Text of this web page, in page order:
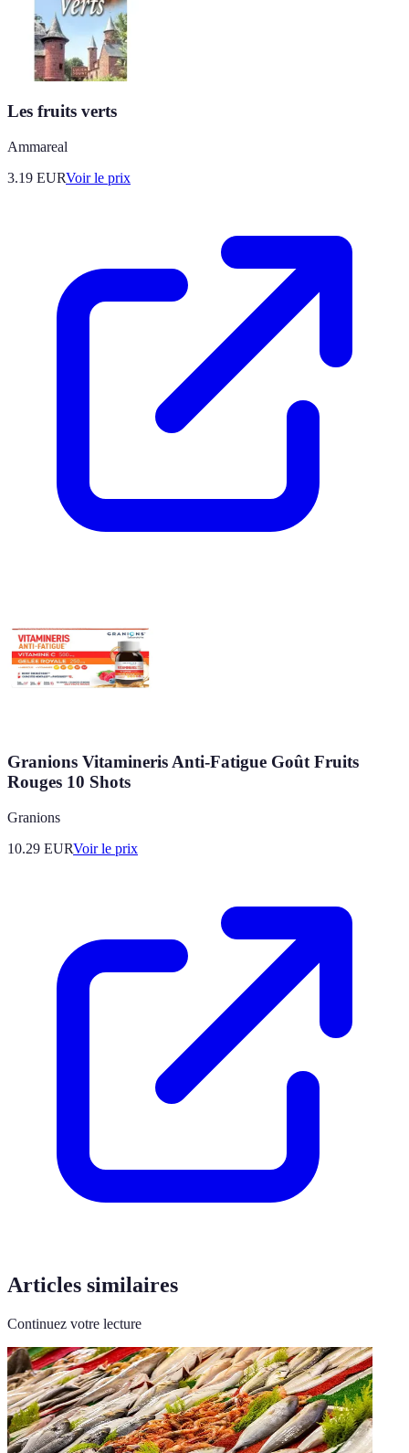
Les fruits verts
Ammareal
3.19 EURVoir le prix
Granions Vitamineris Anti-Fatigue Goût Fruits
Rouges 10 Shots
Granions
10.29 EURVoir le prix
Articles similaires
Continuez votre lecture